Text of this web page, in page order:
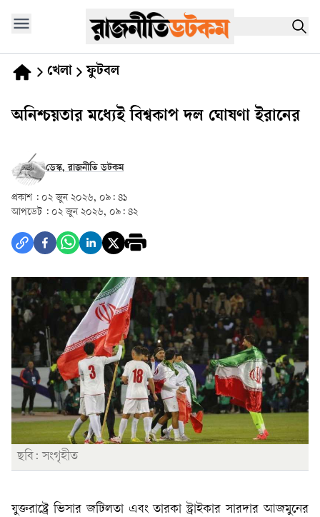
খেলা ফুটবল
অনিশ্চয়তার মধ্যেই বিশ্বকাপ দল ঘোষণা ইরানের
ডেস্ক, রাজনীতি ডটকম
প্রকাশ : ০২ জুন ২০২৬, ০৯: ৪১
আপডেট : ০২ জুন ২০২৬, ০৯: ৪২
ছবি: সংগৃহীত
যুক্তরাষ্ট্রে ভিসার জটিলতা এবং তারকা স্ট্রাইকার সারদার আজমুনের